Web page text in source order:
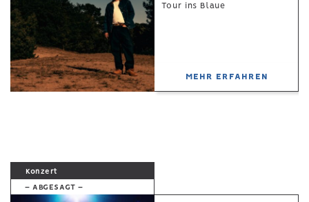
Tour ins Blaue
MEHR ERFAHREN
Konzert
– ABGESAGT –